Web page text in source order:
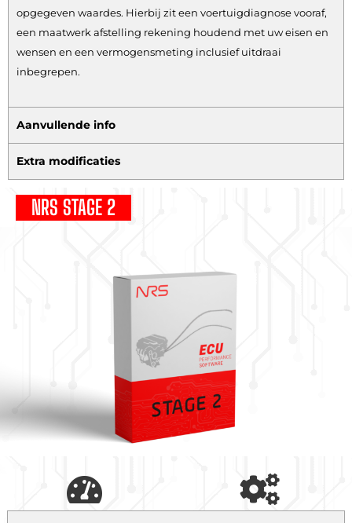
opgegeven waardes. Hierbij zit een voertuigdiagnose vooraf,
een maatwerk afstelling rekening houdend met uw eisen en
wensen en een vermogensmeting inclusief uitdraai
inbegrepen.
Aanvullende info
Extra modificaties
NRS STAGE 2